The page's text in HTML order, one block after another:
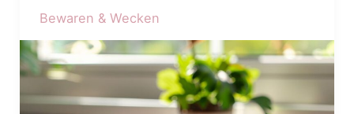
Bewaren & Wecken
Recept
met
én
Suiker